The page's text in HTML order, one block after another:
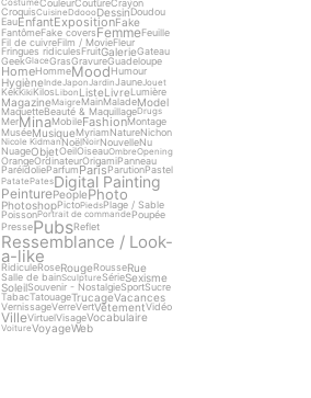
Costume
CroquisCuisineDdoooDessinDoudou
EauEnfantExpositionFake
FantômeFake coversFemmeFeuille
Fil de cuivreFilm / MovieFleur
Fringues ridiculesFruitGalerieGateau
GeekGlaceGrasGravureGuadeloupe
HomeHommeMoodHumour
HygièneInde Japon JardinJaune Jouet
KekKikiKilosLibon ListeLivreLumière
MagazineMaigre MainMaladeModel
MaquetteBeauté & MaquillageDrugs
MerMinaMobileFashionMontage
MuséeMusiqueMyriamNatureNichon
Nicole KidmanNoëlNoirNouvelleNu
NuageObjetOeilOiseauOmbreOpening
OrangeOrdinateurOrigamiPanneau
ParéidolieParfumParisParutionPastel
PatatePatesDigital Painting
PeinturePeoplePhoto
PhotoshopPictoPiedsPlage / Sable
PoissonPortrait de commande Poupée
PressePubsReflet
Ressemblance / Look-
a-like
RidiculeRoseRougeRousseRue
Salle de bainSculptureSérieSexisme
SoleilSouvenir - NostalgieSportSucre
TabacTatouageTrucageVacances
VernissageVerreVertVêtementVidéo
VilleVirtuelVisageVocabulaire
VoitureVoyageWeb